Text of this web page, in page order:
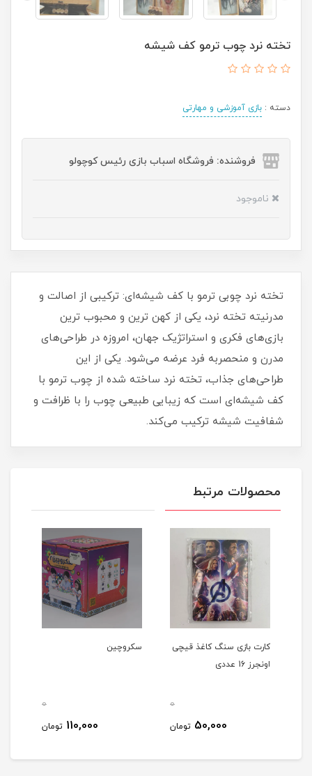
تخته نرد چوب ترمو کف شیشه
دسته : بازی آموزشی و مهارتی
فروشنده: فروشگاه اسباب بازی رئیس کوچولو
ناموجود
تخته نرد چوبی ترمو با کف شیشه‌ای: ترکیبی از اصالت و
مدرنیته تخته نرد، یکی از کهن‌ ترین و محبوب‌ ترین
بازی‌های فکری و استراتژیک جهان، امروزه در طراحی‌های
مدرن و منحصربه‌ فرد عرضه می‌شود. یکی از این
طراحی‌های جذاب، تخته نرد ساخته شده از چوب ترمو با
کف شیشه‌ای است که زیبایی طبیعی چوب را با ظرافت و
شفافیت شیشه ترکیب می‌کند.
محصولات مرتبط
کارت بازی سنگ کاغذ قیچی
اونجرز 16 عددی
0
50,000 تومان
سکروچین
0
110,000 تومان